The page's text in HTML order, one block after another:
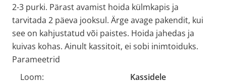
2-3 purki. Pärast avamist hoida külmkapis ja
tarvitada 2 päeva jooksul. Ärge avage pakendit, kui
see on kahjustatud või paistes. Hoida jahedas ja
kuivas kohas. Ainult kassitoit, ei sobi inimtoiduks.
Parameetrid
Loom:
Kassidele